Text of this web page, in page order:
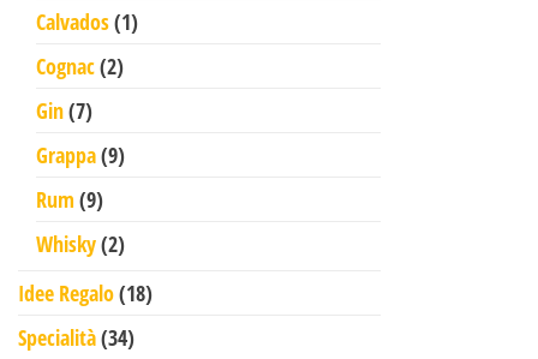
Calvados 11 prodotto
Cognac 22 prodotti
Gin 77 prodotti
Grappa 99 prodotti
Rum 99 prodotti
Whisky 22 prodotti
Idee Regalo 1818 prodotti
Specialità 3434 prodotti